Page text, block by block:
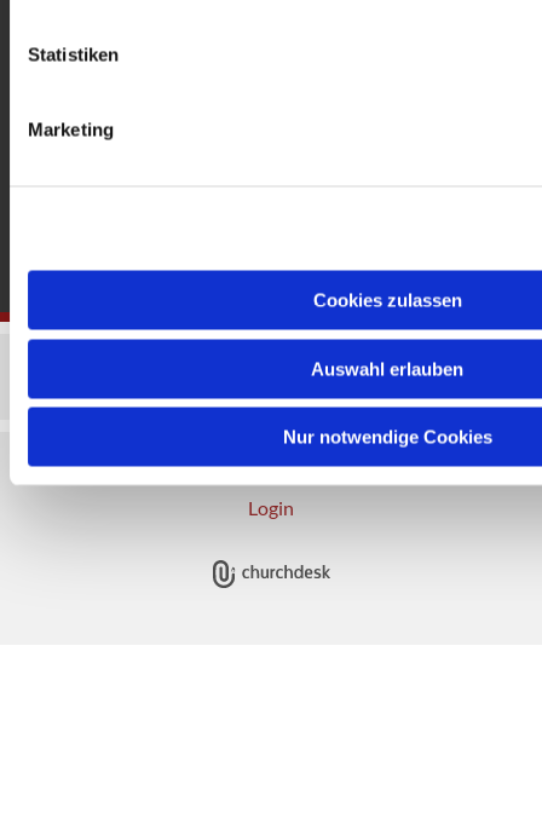
Statistiken
Marketing
Cookies zulassen
Auswahl erlauben
Nur notwendige Cookies
Impressum Datenschutzerklärung
ChurchDesk-
Login